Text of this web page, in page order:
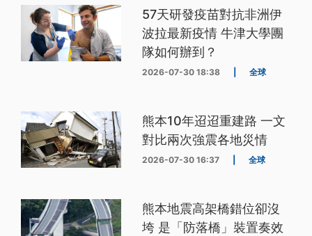
57天研發疫苗對抗非洲伊
波拉最新疫情 牛津大學團
隊如何辦到？
2026-07-30 18:38 全球
熊本10年迢迢重建路 一文
對比兩次強震各地災情
2026-07-30 16:37 全球
熊本地震高架橋錯位卻沒
垮 是「防落橋」裝置奏效